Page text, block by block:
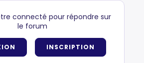
connecté pour répondre sur
le forum
INSCRIPTION